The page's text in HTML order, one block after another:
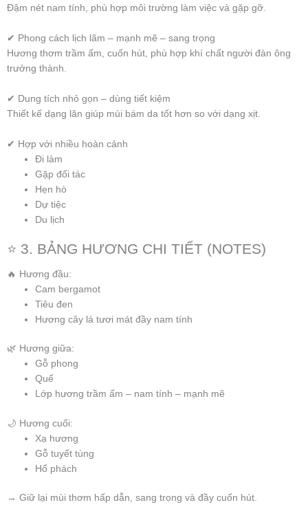
Đậm nét nam tính, phù hợp môi trường làm việc và gặp gỡ.
✔ Phong cách lịch lãm – mạnh mẽ – sang trọng
Hương thơm trầm ấm, cuốn hút, phù hợp khí chất người đàn ông
trưởng thành.
✔ Dung tích nhỏ gọn – dùng tiết kiệm
Thiết kế dạng lăn giúp mùi bám da tốt hơn so với dạng xịt.
✔ Hợp với nhiều hoàn cảnh
Đi làm
Gặp đối tác
Hẹn hò
Dự tiệc
Du lịch
⭐ 3. BẢNG HƯƠNG CHI TIẾT (NOTES)
🔥 Hương đầu:
Cam bergamot
Tiêu đen
Hương cây lá tươi mát đầy nam tính
🌿 Hương giữa:
Gỗ phong
Quế
Lớp hương trầm ấm – nam tính – mạnh mẽ
🌙 Hương cuối:
Xạ hương
Gỗ tuyết tùng
Hổ phách
→ Giữ lại mùi thơm hấp dẫn, sang trọng và đầy cuốn hút.